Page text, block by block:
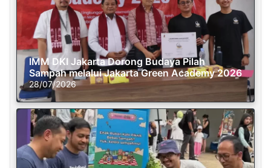
IMM DKI Jakarta Dorong Budaya Pilah
Sampah melalui Jakarta Green Academy 2026
28/07/2026